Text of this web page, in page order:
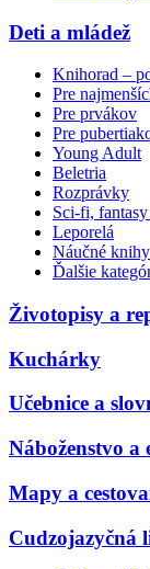
Deti a mládež
Knihorad –
Pre
Pre prvákov
Pre
Young Adult
Beletria
Rozprávky
Sci-fi,
Leporelá
Náučné knihy
Ďalšie
Životopisy a
Kuchárky
Učebnice a
Náboženstvo a
Mapy a
Cudzojazyčná